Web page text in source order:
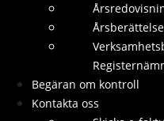
Begäran om kontroll
Kontakta oss